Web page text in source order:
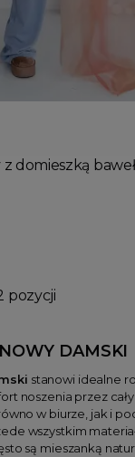
domieszką
pozycji
DAMSKI
stanowi idealne
noszenia przez
w biurze, jak i
wszystkim
są mieszanką